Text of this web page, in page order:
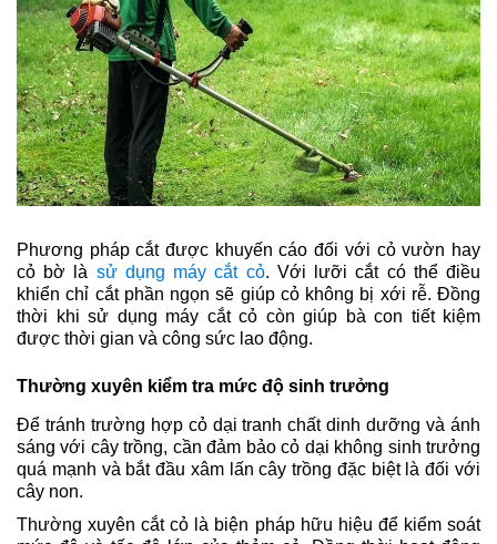
Phương pháp cắt được khuyến cáo đối với cỏ vườn hay
cỏ bờ là sử dụng máy cắt cỏ. Với lưỡi cắt có thể điều
khiển chỉ cắt phần ngọn sẽ giúp cỏ không bị xới rễ. Đồng
thời khi sử dụng máy cắt cỏ còn giúp bà con tiết kiệm
được thời gian và công sức lao động.
Thường xuyên kiểm tra mức độ sinh trưởng
Để tránh trường hợp cỏ dại tranh chất dinh dưỡng và ánh
sáng với cây trồng, cần đảm bảo cỏ dại không sinh trưởng
quá mạnh và bắt đầu xâm lấn cây trồng đặc biệt là đối với
cây non.
Thường xuyên cắt cỏ là biện pháp hữu hiệu để kiểm soát